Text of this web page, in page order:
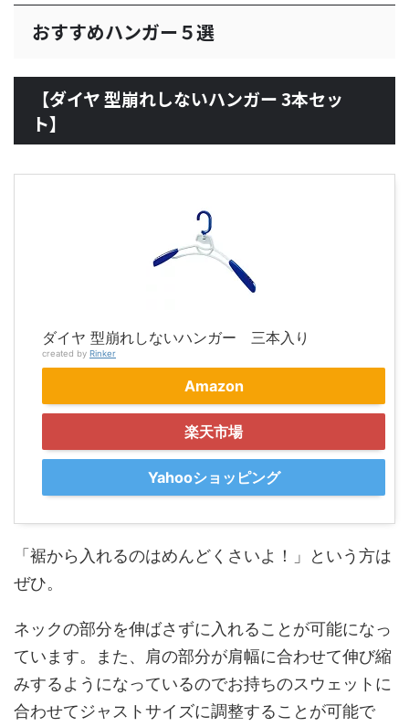
おすすめハンガー５選
【ダイヤ 型崩れしないハンガー 3本セッ
ト】
ダイヤ 型崩れしないハンガー 三本入り
created by Rinker
Amazon
楽天市場
Yahooショッピング
「裾から入れるのはめんどくさいよ！」という方は
ぜひ。
ネックの部分を伸ばさずに入れることが可能になっ
ています。また、肩の部分が肩幅に合わせて伸び縮
みするようになっているのでお持ちのスウェットに
合わせてジャストサイズに調整することが可能で